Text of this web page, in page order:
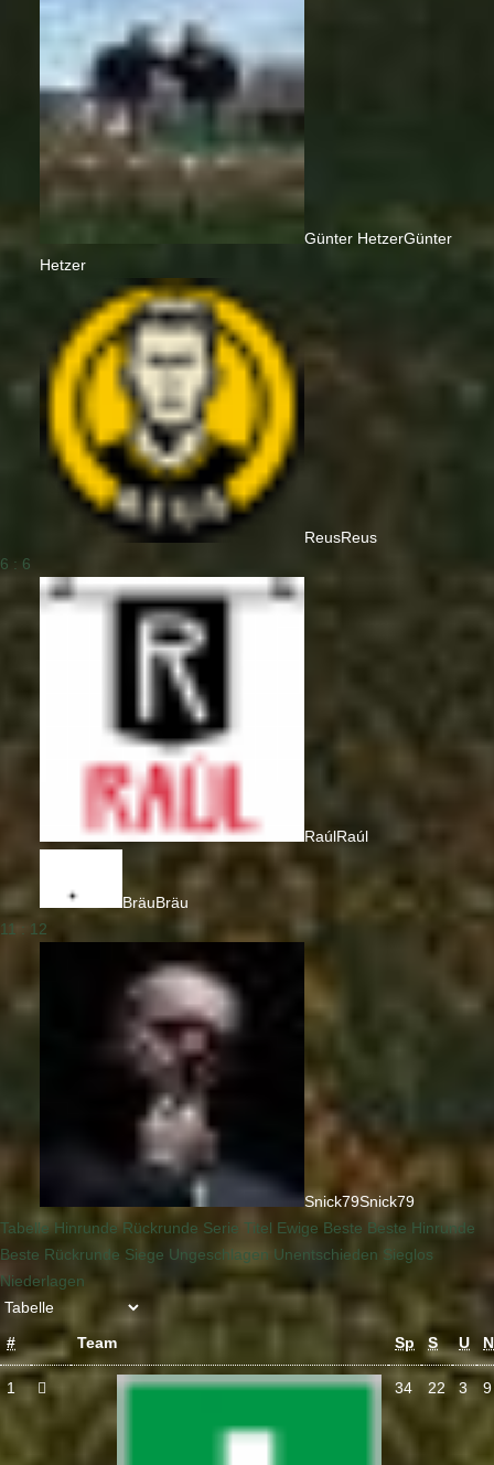
Günter HetzerGünter
Hetzer
ReusReus
6 : 6
RaúlRaúl
BräuBräu
11 : 12
Snick79Snick79
Tabelle Hinrunde Rückrunde Serie Titel Ewige Beste Beste Hinrunde
Beste Rückrunde Siege Ungeschlagen Unentschieden Sieglos
Niederlagen
# Team Sp S U N
1 34 22 3 9